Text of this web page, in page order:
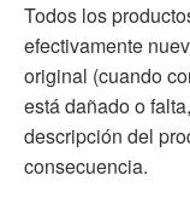
Todos los
efectivamente
original (cuando
está dañado o
descripción del
consecuencia.